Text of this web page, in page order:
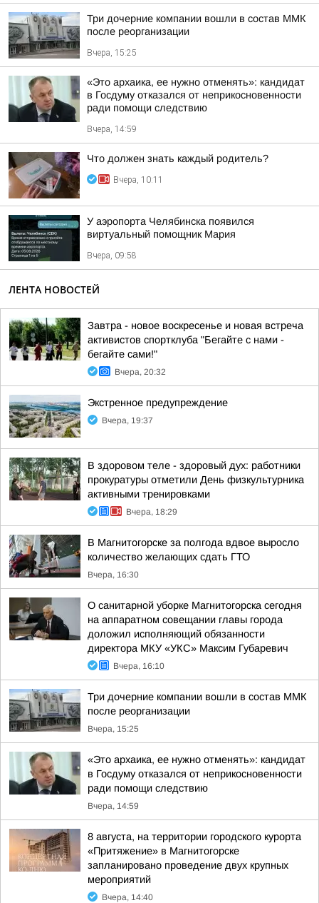
Три дочерние компании вошли в состав ММК
после реорганизации
Вчера, 15:25
«Это архаика, ее нужно отменять»: кандидат
в Госдуму отказался от неприкосновенности
ради помощи следствию
Вчера, 14:59
Что должен знать каждый родитель?
Вчера, 10:11
У аэропорта Челябинска появился
виртуальный помощник Мария
Вчера, 09:58
ЛЕНТА НОВОСТЕЙ
Завтра - новое воскресенье и новая встреча
активистов спортклуба "Бегайте с нами -
бегайте сами!"
Вчера, 20:32
Экстренное предупреждение
Вчера, 19:37
В здоровом теле - здоровый дух: работники
прокуратуры отметили День физкультурника
активными тренировками
Вчера, 18:29
В Магнитогорске за полгода вдвое выросло
количество желающих сдать ГТО
Вчера, 16:30
О санитарной уборке Магнитогорска сегодня
на аппаратном совещании главы города
доложил исполняющий обязанности
директора МКУ «УКС» Максим Губаревич
Вчера, 16:10
Три дочерние компании вошли в состав ММК
после реорганизации
Вчера, 15:25
«Это архаика, ее нужно отменять»: кандидат
в Госдуму отказался от неприкосновенности
ради помощи следствию
Вчера, 14:59
8 августа, на территории городского курорта
«Притяжение» в Магнитогорске
запланировано проведение двух крупных
мероприятий
Вчера, 14:40